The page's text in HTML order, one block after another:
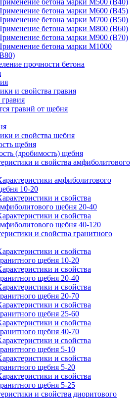
бетона марки М500 (B40)
бетона марки М600 (B45)
бетона марки М700 (B50)
бетона марки М800 (B60)
бетона марки М900 (B70)
бетона марки М1000
прочности бетона
и свойства гравия
гравий от щебня
и свойства щебня
щебня
(дробимость) щебня
и свойства амфиболитового
амфиболитового
10-20
и свойства
щебня 20-40
и свойства
щебня 40-120
и свойства гранитного
и свойства
щебня 10-20
и свойства
щебня 20-40
и свойства
щебня 20-70
и свойства
щебня 25-60
и свойства
щебня 40-70
и свойства
щебня 5-10
и свойства
щебня 5-20
и свойства
щебня 5-25
и свойства диоритового